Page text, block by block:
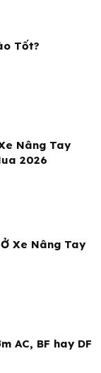
Tốt?
Nâng Tay
2026
Xe Nâng Tay
AC, BF hay DF